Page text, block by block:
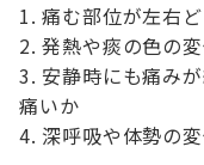
痛む部位が左右
発熱や痰の色の
安静時にも痛み
痛いか
深呼吸や体勢の